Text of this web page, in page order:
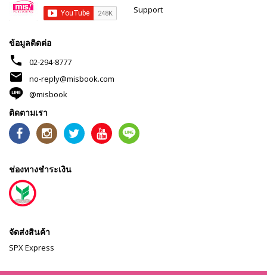
Support
ข้อมูลติดต่อ
phone 02-294-8777
mail
no-reply@misbook.com
@misbook
ติดตามเรา
ช่องทางชำระเงิน
จัดส่งสินค้า
SPX Express